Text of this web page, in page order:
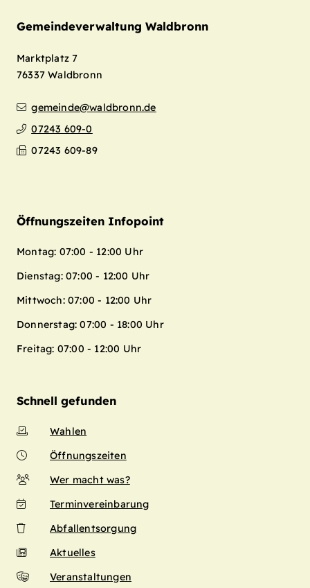
Gemeindeverwaltung Waldbronn
Marktplatz 7
76337 Waldbronn
gemeinde@waldbronn.de
07243 609-0
07243 609-89
Öffnungszeiten Infopoint
Montag: 07:00 - 12:00 Uhr
Dienstag: 07:00 - 12:00 Uhr
Mittwoch: 07:00 - 12:00 Uhr
Donnerstag: 07:00 - 18:00 Uhr
Freitag: 07:00 - 12:00 Uhr
Schnell gefunden
Wahlen
Öffnungszeiten
Wer macht was?
Terminvereinbarung
Abfallentsorgung
Aktuelles
Veranstaltungen